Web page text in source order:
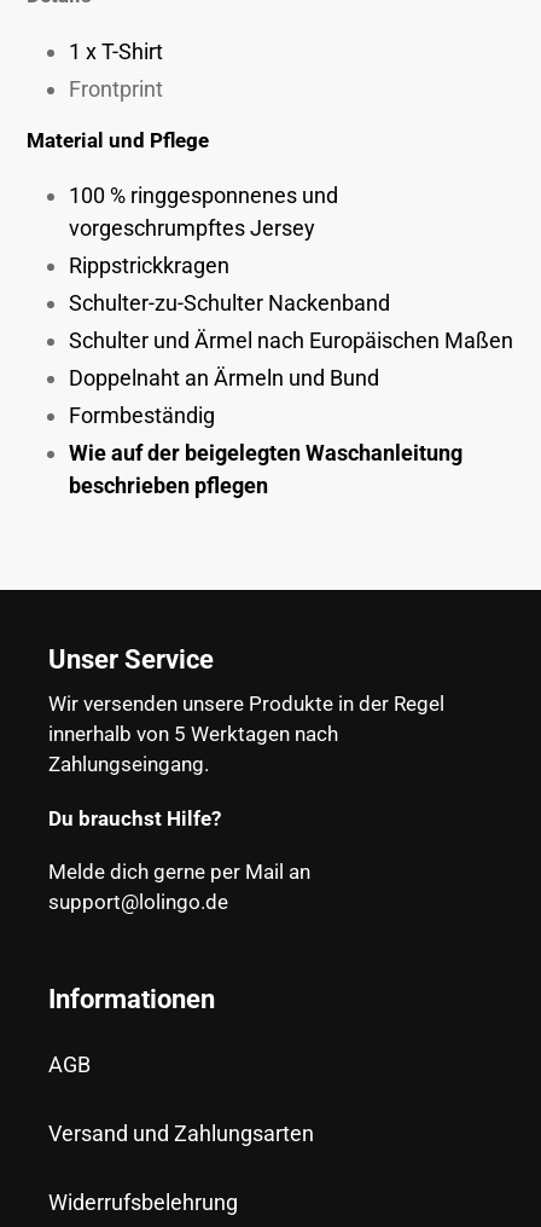
Warenkorb
hinzugefügt
1 x T-Shirt
Frontprint
Material und Pflege
100 % ringgesponnenes und
vorgeschrumpftes Jersey
Rippstrickkragen
Schulter-zu-Schulter Nackenband
Schulter und Ärmel nach Europäischen Maßen
Doppelnaht an Ärmeln und Bund
Formbeständig
Wie auf der beigelegten Waschanleitung
beschrieben pflegen
Unser Service
Wir versenden unsere Produkte in der Regel
innerhalb von 5 Werktagen nach
Zahlungseingang.
Du brauchst Hilfe?
Melde dich gerne per Mail an
support@lolingo.de
Informationen
AGB
Versand und Zahlungsarten
Widerrufsbelehrung